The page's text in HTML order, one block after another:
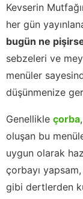
Kevserin
her gün
bugün ne
sebzeleri ve
menüler
düşünmenize
Genellikle çorba
oluşan bu
uygun olarak
çorbayı
gibi dertlerden